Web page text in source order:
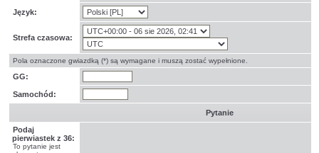
Język:
Strefa czasowa:
Pola oznaczone gwiazdką (*) są wymagane i muszą zostać wypełnione.
GG:
Samochód:
Pytanie
Podaj
pierwiastek z 36:
To pytanie jest